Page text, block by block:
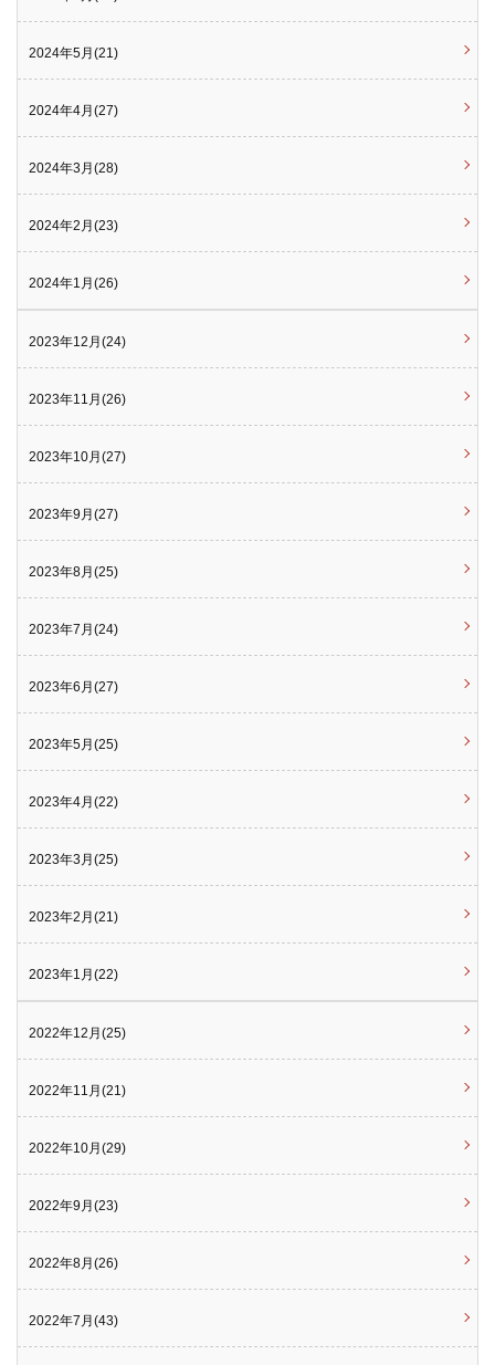
2024年5月(21)
2024年4月(27)
2024年3月(28)
2024年2月(23)
2024年1月(26)
2023年12月(24)
2023年11月(26)
2023年10月(27)
2023年9月(27)
2023年8月(25)
2023年7月(24)
2023年6月(27)
2023年5月(25)
2023年4月(22)
2023年3月(25)
2023年2月(21)
2023年1月(22)
2022年12月(25)
2022年11月(21)
2022年10月(29)
2022年9月(23)
2022年8月(26)
2022年7月(43)